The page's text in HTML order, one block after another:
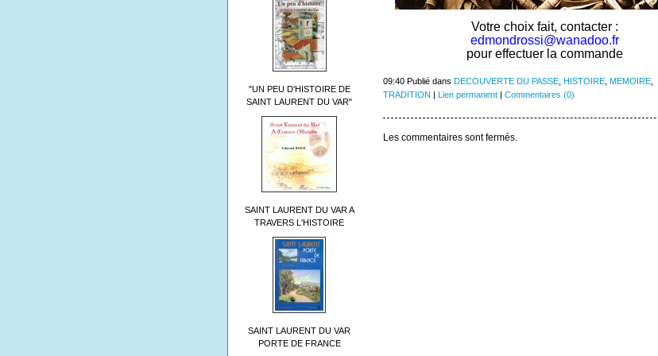
"UN PEU D'HISTOIRE DE
SAINT LAURENT DU VAR"
SAINT LAURENT DU VAR A
TRAVERS L'HISTOIRE
SAINT LAURENT DU VAR
PORTE DE FRANCE
Votre choix fait, contacter :
edmondrossi@wanadoo.fr
pour effectuer la commande
09:40 Publié dans DECOUVERTE DU PASSE, HISTOIRE, MEMOIRE,
TRADITION
Lien permanent| Commentaires (0)
Les commentaires sont fermés.